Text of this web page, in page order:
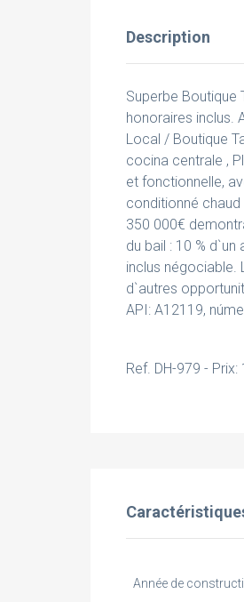
Description
Superbe
honoraires inclus.
Local / Boutique
cocina centrale ,
et fonctionnelle,
conditionné
350 000€
du bail : 10 %
inclus négociable.
d`autres
API: A12119,
Ref. DH-979 - Prix:
Année de